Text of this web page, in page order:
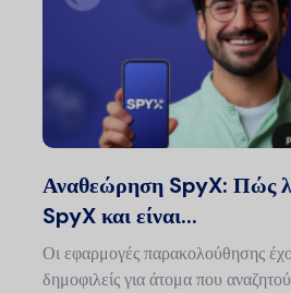
Αναθεώρηση SpyX: Πώς
SpyX και είναι...
Οι εφαρμογές παρακολούθησης
δημοφιλείς για άτομα που